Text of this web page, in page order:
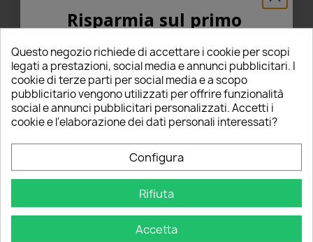
Punto
Grande
Punto
Punto Evo
Punto MK2
Questo negozio richiede di accettare i cookie per scopi
legati a prestazioni, social media e annunci pubblicitari. I
cookie di terze parti per social media e a scopo
pubblicitario vengono utilizzati per offrire funzionalità
social e annunci pubblicitari personalizzati. Accetti i
cookie e l'elaborazione dei dati personali interessati?
Configura
Rifiuta
Accetta
Risparmia sul primo
5% PER TE!
Inserisci la tua email qui sotto per ricevere il
5% DI SCONTOsul tuo primo ordine!
Nome